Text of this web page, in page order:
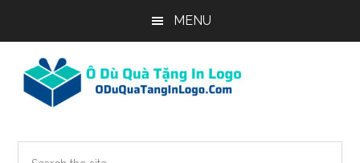
content
sidebar
MENU